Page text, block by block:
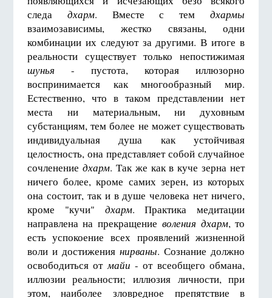
следа дхарм. Вместе с темдхармы
взаимозависимы, жестко связаны, одни
комбинации их следуют за другими. В итоге в
реальности существует только непостижимая
шунья - пустота, которая иллюзорно
воспринимается как многообразный мир.
Естественно, что в таком представлении нет
места ни материальным, ни духовным
субстанциям, тем более не может существовать
индивидуальная душа как устойчивая
целостность, она представляет собой случайное
сочленение дхарм. Так же как в куче зерна нет
ничего более, кроме самих зерен, из которых
она состоит, так и в душе человека нет ничего,
кроме "кучи" дхарм. Практика медитации
направлена на прекращение воления дхарм, то
есть успокоение всех проявлений жизненной
воли и достижениянирваны. Сознание должно
освободиться отмайи - от всеобщего обмана,
иллюзии реальности; иллюзия личности, при
этом, наиболее зловредное препятствие в